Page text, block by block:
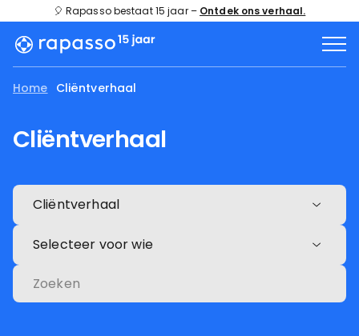
🎈 Rapasso bestaat 15 jaar – Ontdek ons verhaal.
Home Cliëntverhaal
Cliëntverhaal
Cliëntverhaal
Selecteer voor wie